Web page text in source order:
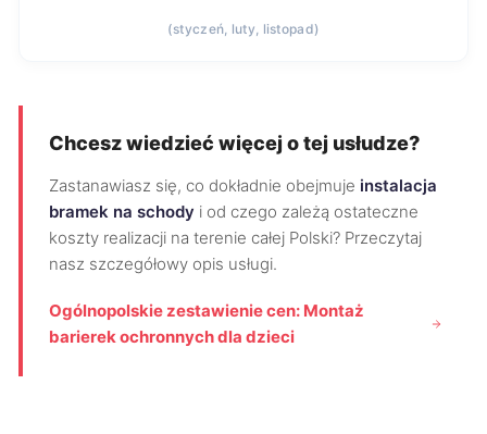
(styczeń, luty, listopad)
Chcesz wiedzieć więcej o tej usłudze?
Zastanawiasz się, co dokładnie obejmuje instalacja
bramek na schody i od czego zależą ostateczne
koszty realizacji na terenie całej Polski? Przeczytaj
nasz szczegółowy opis usługi.
Ogólnopolskie zestawienie cen: Montaż
barierek ochronnych dla dzieci